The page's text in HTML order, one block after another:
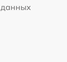
данных